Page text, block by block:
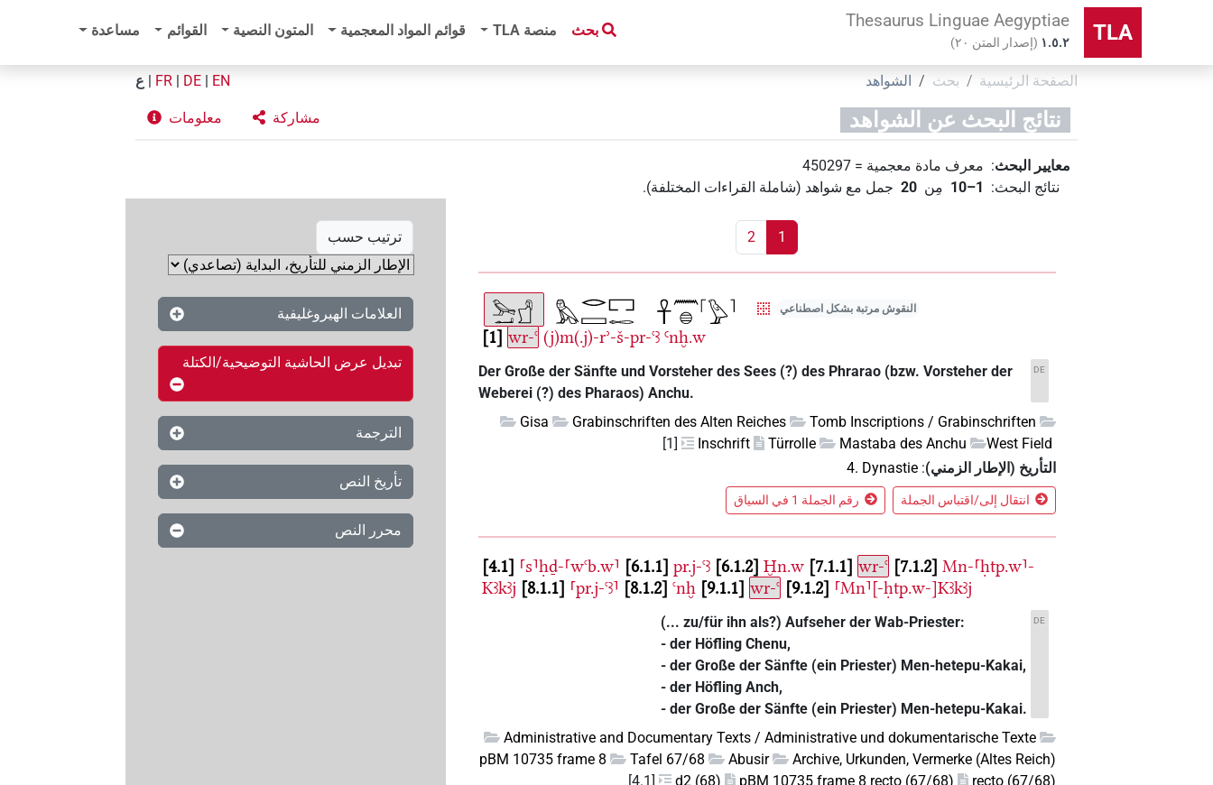
TLA
Thesaurus Linguae Aegyptiae
۱.٥.٢ (إصدار المتن ٢٠)
بحث منصة‏ ‏TLA قوائم المواد المعجمية المتون النصية القوائم مساعدة
الصفحة الرئيسية بحث الشواهد EN
DE
FR ع
نتائج البحث عن الشواهد مشاركة معلومات
معايير البحث: معرف مادة معجمية =
450297
نتائج البحث:
1–10 مِن 20 جمل مع شواهد (شاملة القراءات المختلفة).
1
2
النقوش مرتبة بشكل اصطناعي
1 wr-ꜥ (j)m(.j)-rʾ-š-pr-ꜥꜣ Ꜥnḫ.w
DE
Der Große der Sänfte und Vorsteher des Sees (?) des Phrarao (bzw. Vorsteher der
Weberei (?) des Pharaos) Anchu.
Tomb Inscriptions / Grabinschriften
Grabinschriften des Alten Reiches
Gisa
West Field
Mastaba des Anchu
Türrolle
Inschrift
[1]
التأريخ (الإطار الزمني):
4. Dynastie
انتقال إلى/اقتباس الجملة رقم الجملة 1 في السياق
4.1 ⸢s⸣ḥḏ-⸢wꜥb.w⸣ 6.1.1 pr.j-ꜥꜣ 6.1.2 Ḫn.w 7.1.1 wr-ꜥ 7.1.2 Mn-⸢ḥtp.w⸣-
Kꜣkꜣj 8.1.1 ⸢pr.j-ꜥꜣ⸣ 8.1.2 ꜥnḫ 9.1.1 wr-ꜥ 9.1.2 ⸢Mn⸣[-ḥtp.w-]Kꜣkꜣj
DE
(... zu/für ihn als?) Aufseher der Wab-Priester:
- der Höfling Chenu,
- der Große der Sänfte (ein Priester) Men-hetepu-Kakai,
- der Höfling Anch,
- der Große der Sänfte (ein Priester) Men-hetepu-Kakai.
Administrative and Documentary Texts / Administrative und dokumentarische Texte
Archive, Urkunden, Vermerke (Altes Reich)
Abusir
Tafel 67/68
pBM 10735 frame 8
recto (67/68)
pBM 10735 frame 8 recto (67/68)
d2 (68)
[4.1]
ترتيب حسب
العلامات الهيروغليفية
تبديل عرض الحاشية التوضيحية/الكتلة
الترجمة
تأريخ النص
محرر النص